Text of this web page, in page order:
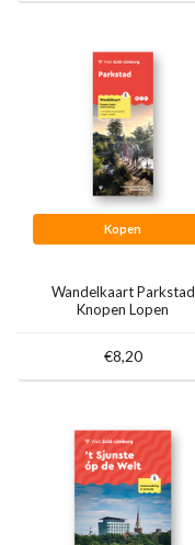
Kopen
Wandelkaart Parkstad
Knopen Lopen
€8,20